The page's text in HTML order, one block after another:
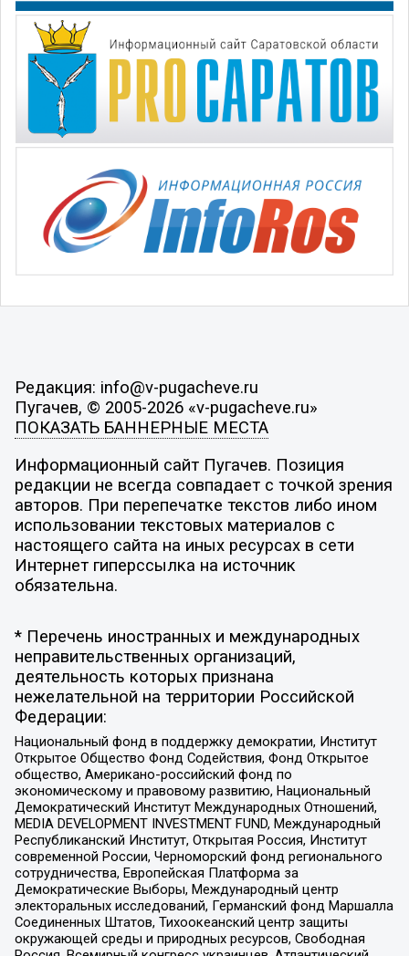
Редакция: info@v-pugacheve.ru
Пугачев, © 2005-2026 «v-pugacheve.ru»
ПОКАЗАТЬ БАННЕРНЫЕ МЕСТА
Информационный сайт Пугачев. Позиция
редакции не всегда совпадает с точкой зрения
авторов. При перепечатке текстов либо ином
использовании текстовых материалов с
настоящего сайта на иных ресурсах в сети
Интернет гиперссылка на источник
обязательна.
* Перечень иностранных и международных
неправительственных организаций,
деятельность которых признана
нежелательной на территории Российской
Федерации:
Национальный фонд в поддержку демократии, Институт
Открытое Общество Фонд Содействия, Фонд Открытое
общество, Американо-российский фонд по
экономическому и правовому развитию, Национальный
Демократический Институт Международных Отношений,
MEDIA DEVELOPMENT INVESTMENT FUND, Международный
Республиканский Институт, Открытая Россия, Институт
современной России, Черноморский фонд регионального
сотрудничества, Европейская Платформа за
Демократические Выборы, Международный центр
электоральных исследований, Германский фонд Маршалла
Соединенных Штатов, Тихоокеанский центр защиты
окружающей среды и природных ресурсов, Свободная